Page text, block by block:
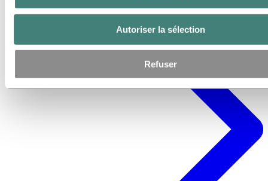
Autoriser la sélection
Refuser